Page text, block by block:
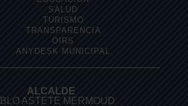
SALUD
TURISMO
TRANSPARENCIA
OIRS
ANYDESK MUNICIPAL
ALCALDE
ASTETE MERMOUD